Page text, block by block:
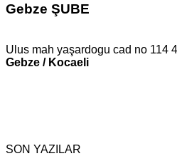
Gebze ŞUBE
Ulus mah yaşardogu cad no 114
Gebze / Kocaeli
SON YAZILAR